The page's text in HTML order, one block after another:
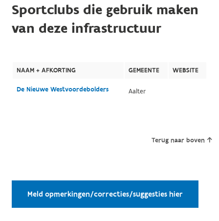
Sportclubs die gebruik maken
van deze infrastructuur
NAAM + AFKORTING GEMEENTE WEBSITE
De Nieuwe Westvoordebolders Aalter
Terug naar boven
Meld opmerkingen/correcties/suggesties hier